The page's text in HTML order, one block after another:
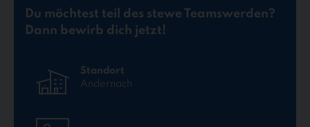
Du möchtest teil des stewe Teamswerden?
Dann bewirb dich jetzt!
Standort
Andernach